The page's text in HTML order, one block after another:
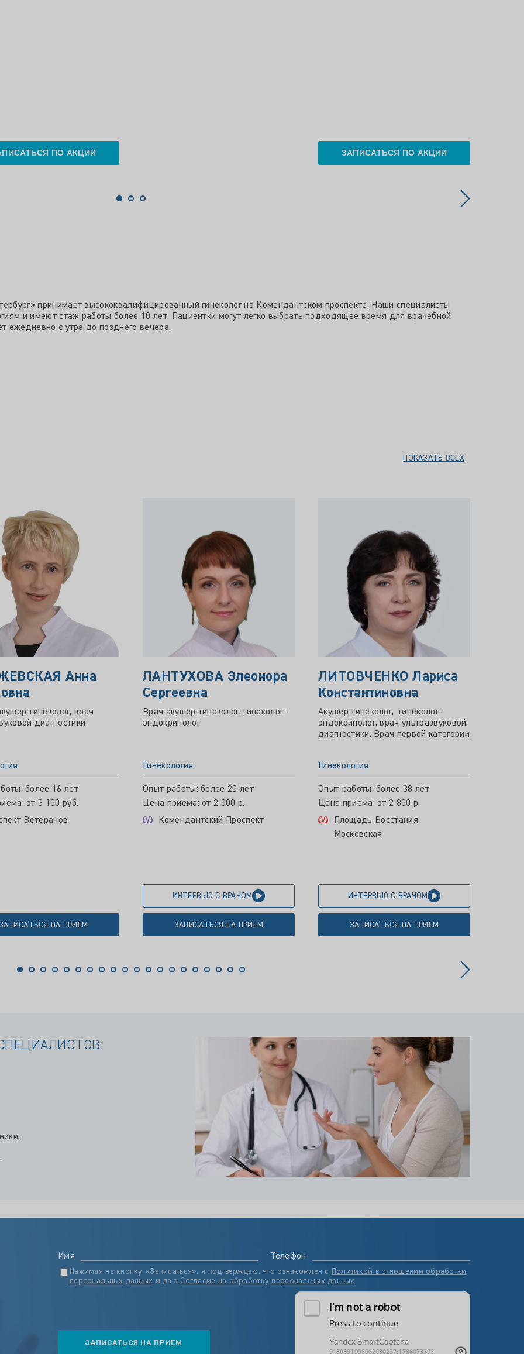
ПО АКЦИИ ЗАПИСАТЬСЯ ПО АКЦИИ
принимает высококвалифицированный гинеколог на Комендантском проспекте. Наши специалисты
и имеют стаж работы более 10 лет. Пациентки могут легко выбрать подходящее время для врачебной
ежедневно с утра до позднего вечера.
ПОКАЗАТЬ ВСЕХ
Анна
гинеколог, врач
диагностики
более 16 лет
от 3 100 руб.
Ветеранов
НА ПРИЕМ
ЛАНТУХОВА Элеонора
Сергеевна
Врач акушер-гинеколог, гинеколог-
эндокринолог
Гинекология
Опыт работы: более 20 лет
Цена приема: от 2 000 р.
Комендантский Проспект
ИНТЕРВЬЮ С ВРАЧОМ
ЗАПИСАТЬСЯ НА ПРИЕМ
ЛИТОВЧЕНКО Лариса
Константиновна
Акушер-гинеколог, гинеколог-
эндокринолог, врач ультразвуковой
диагностики. Врач первой категории
Гинекология
Опыт работы: более 38 лет
Цена приема: от 2 800 р.
Площадь Восстания
Московская
ИНТЕРВЬЮ С ВРАЧОМ
ЗАПИСАТЬСЯ НА ПРИЕМ
Имя Телефон
Нажимая на кнопку «Записаться», я подтверждаю, что ознакомлен с
Политикой в отношении обработки
персональных данных и даю Согласие на обработку персональных данных